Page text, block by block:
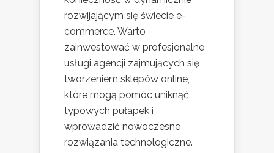
rozwijającym się świecie e-
commerce. Warto
zainwestować w profesjonalne
usługi agencji zajmujących się
tworzeniem sklepów online,
które mogą pomóc uniknąć
typowych pułapek i
wprowadzić nowoczesne
rozwiązania technologiczne.